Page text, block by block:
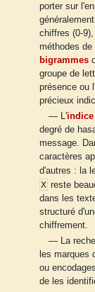
porter sur
chiffres (0-
méthodes de
bigrammes
groupe de
présence ou
précieux
— L'indice
degré de
message.
caractères
d'autres : la
X reste
dans les
structuré
chiffrement.
— La
les marques
ou
de les